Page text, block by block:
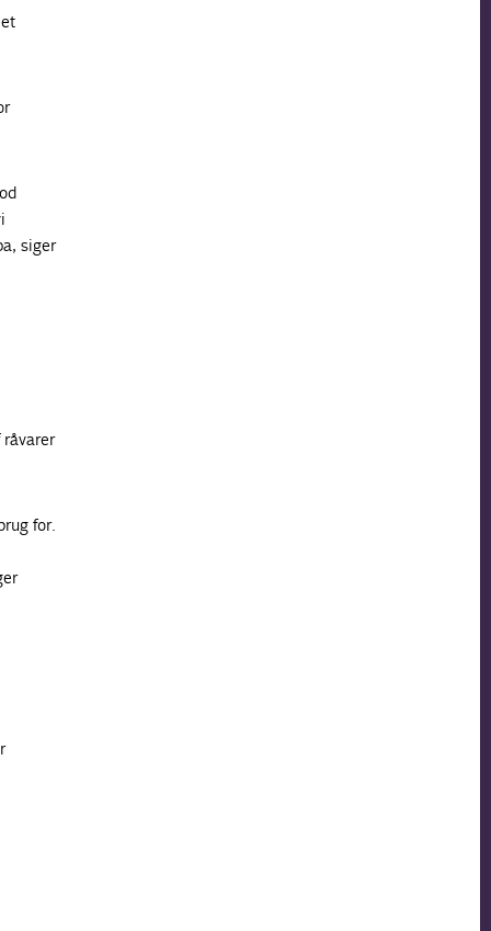
siger
for.